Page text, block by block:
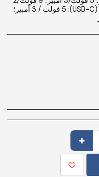
أمبير؛ 12 فولت / 1.5 أمبير تيار الإخراج (USB-C): 5 فولت / 3 أمبير؛